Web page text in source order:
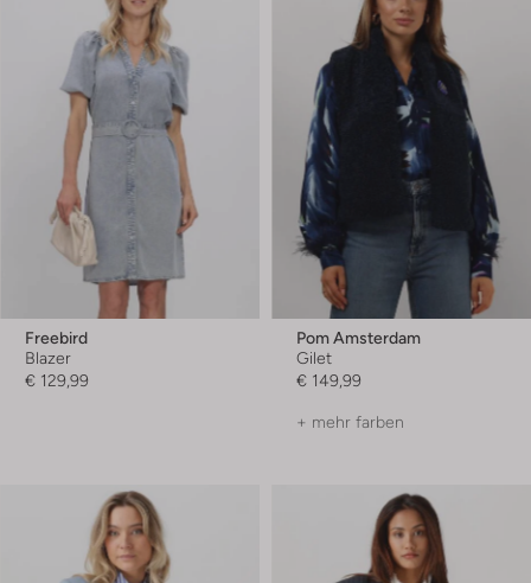
Freebird
Blazer
€ 129,99
Pom Amsterdam
Gilet
€ 149,99
+ mehr farben